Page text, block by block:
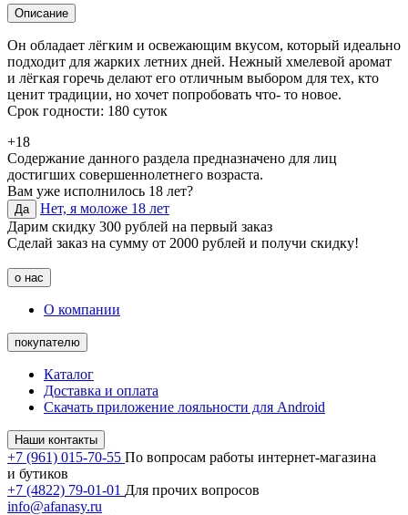
Описание
Он обладает лёгким и освежающим вкусом, который идеально
подходит для жарких летних дней. Нежный хмелевой аромат
и лёгкая горечь делают его отличным выбором для тех, кто
ценит традиции, но хочет попробовать что- то новое.
Срок годности: 180 суток
+18
Содержание данного раздела предназначено для лиц
достигших совершеннолетнего возраста.
Вам уже исполнилось 18 лет?
Да
Нет, я моложе 18 лет
Дарим скидку 300 рублей на первый заказ
Сделай заказ на сумму от 2000 рублей и получи скидку!
о нас
О компании
покупателю
Каталог
Доставка и оплата
Скачать приложение лояльности для Android
Наши контакты
+7 (961) 015-70-55 По вопросам работы интернет-магазина
и бутиков
+7 (4822) 79-01-01 Для прочих вопросов
info@afanasy.ru